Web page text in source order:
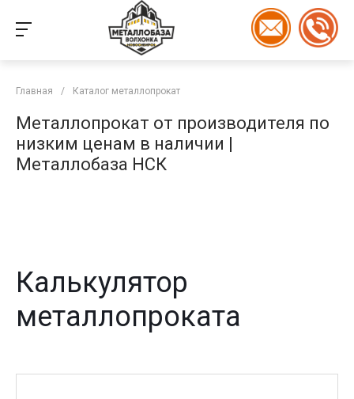
Главная / Каталог металлопрокат
Металлопрокат от производителя по
низким ценам в наличии |
Металлобаза НСК
Калькулятор
металлопроката